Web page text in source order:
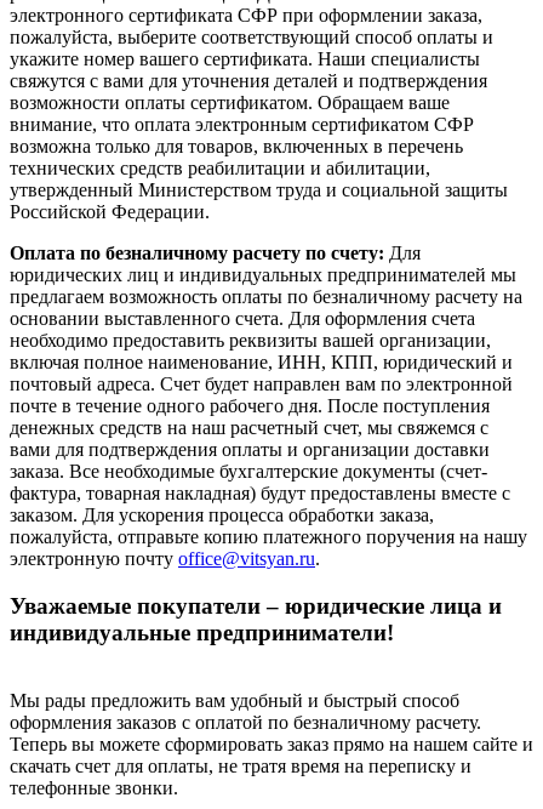
электронного сертификата СФР при оформлении заказа,
пожалуйста, выберите соответствующий способ оплаты и
укажите номер вашего сертификата. Наши специалисты
свяжутся с вами для уточнения деталей и подтверждения
возможности оплаты сертификатом. Обращаем ваше
внимание, что оплата электронным сертификатом СФР
возможна только для товаров, включенных в перечень
технических средств реабилитации и абилитации,
утвержденный Министерством труда и социальной защиты
Российской Федерации.
Оплата по безналичному расчету по счету: Для
юридических лиц и индивидуальных предпринимателей мы
предлагаем возможность оплаты по безналичному расчету на
основании выставленного счета. Для оформления счета
необходимо предоставить реквизиты вашей организации,
включая полное наименование, ИНН, КПП, юридический и
почтовый адреса. Счет будет направлен вам по электронной
почте в течение одного рабочего дня. После поступления
денежных средств на наш расчетный счет, мы свяжемся с
вами для подтверждения оплаты и организации доставки
заказа. Все необходимые бухгалтерские документы (счет-
фактура, товарная накладная) будут предоставлены вместе с
заказом. Для ускорения процесса обработки заказа,
пожалуйста, отправьте копию платежного поручения на нашу
электронную почту office@vitsyan.ru.
Уважаемые покупатели – юридические лица и
индивидуальные предприниматели!
Мы рады предложить вам удобный и быстрый способ
оформления заказов с оплатой по безналичному расчету.
Теперь вы можете сформировать заказ прямо на нашем сайте и
скачать счет для оплаты, не тратя время на переписку и
телефонные звонки.